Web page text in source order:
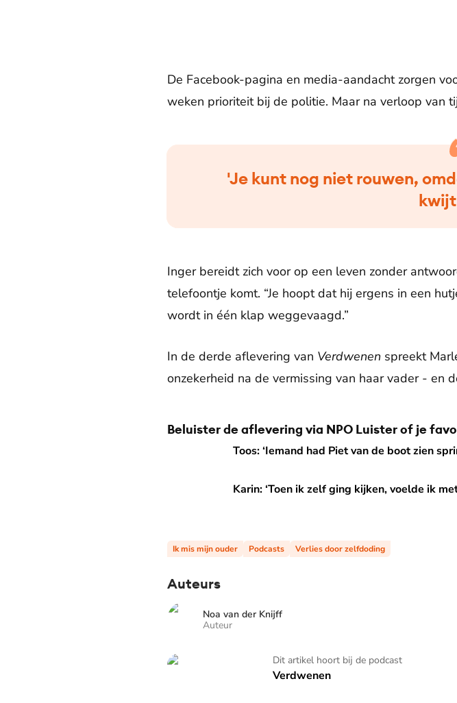
De Facebook-pagina en media-aandacht zorgen
weken prioriteit bij de politie. Maar na verloop van
'Je kunt nog niet rouwen,
Inger bereidt zich voor op een leven zonder
telefoontje komt. “Je hoopt dat hij ergens in een
wordt in één klap weggevaagd.”
In de derde aflevering van Verdwenen spreekt
onzekerheid na de vermissing van haar vader - en
Beluister de aflevering via NPO Luister of je
Toos: ‘Iemand had Piet van de boot zien
Toos: ‘Iemand had Piet van de boot zien springen – dat
Karin: ‘Toen ik zelf ging kijken, voelde ik
Karin: ‘Toen ik zelf ging kijken, voelde ik meteen: dit is
Ik mis mijn ouder Podcasts Verlies door zelfdoding
Auteurs
Noa van der Knijff
Auteur
Dit artikel hoort bij de podcast
Verdwenen
Verdwenen